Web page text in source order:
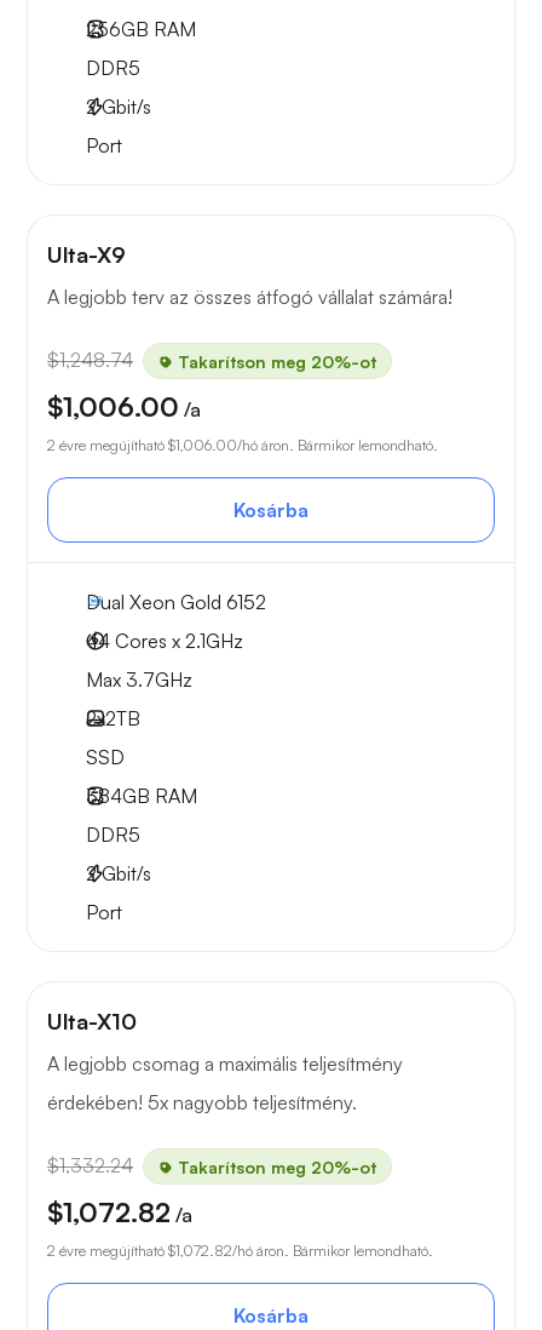
256GB RAM
DDR5
2Gbit/s
Port
Ulta-X9
A legjobb terv az összes átfogó vállalat számára!
$1,248.74 Takarítson meg 20%-ot
$1,006.00 /a
2 évre megújítható $1,006.00/hó áron. Bármikor lemondható.
Kosárba
Dual Xeon Gold 6152
44 Cores x 2.1GHz
Max 3.7GHz
2x2TB
SSD
384GB RAM
DDR5
2Gbit/s
Port
Ulta-X10
A legjobb csomag a maximális teljesítmény
érdekében! 5x nagyobb teljesítmény.
$1,332.24 Takarítson meg 20%-ot
$1,072.82 /a
2 évre megújítható $1,072.82/hó áron. Bármikor lemondható.
Kosárba